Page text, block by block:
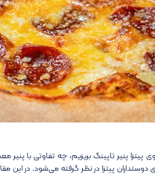
پیتزا پنیر تاپینگ بریزیم، چه تفاوتی با پنیر
پیتزا در نظر گرفته می‌شود. در این